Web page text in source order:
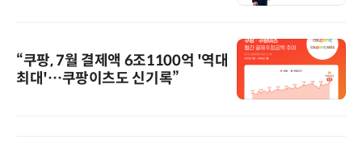
“쿠팡, 7월 결제액 6조1100억 '역대
최대'…쿠팡이츠도 신기록”